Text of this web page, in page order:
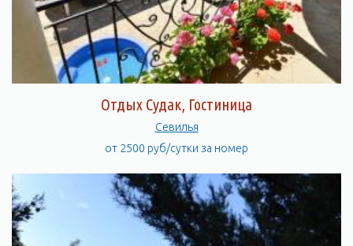
Отдых Судак, Гостиница
Севилья
от 2500 руб/сутки за номер